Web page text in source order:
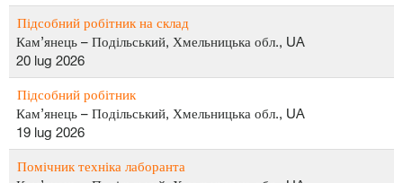
Підсобний робітник на склад
Кам’янець – Подільський, Хмельницька обл., UA
20 lug 2026
Підсобний робітник
Кам’янець – Подільський, Хмельницька обл., UA
19 lug 2026
Помічник техніка лаборанта